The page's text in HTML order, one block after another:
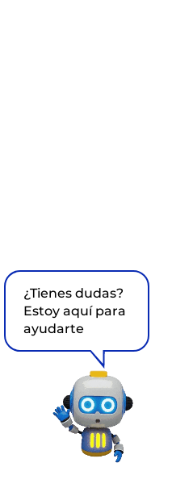
¿Tienes dudas?
Estoy aquí para
ayudarte